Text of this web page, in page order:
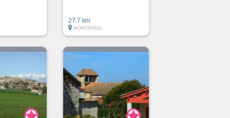
27.7 km
MONTAYRAL